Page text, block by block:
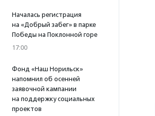
Началась регистрация
на «Добрый забег» в парке
Победы на Поклонной горе
17:00
Фонд «Наш Норильск»
напомнил об осенней
заявочной кампании
на поддержку социальных
проектов